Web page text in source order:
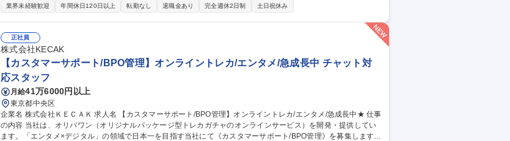
す。 【業務詳細】品質・効率（ex. テスト自動化）の向上や、今後のCloud/AI/IoT/DevOps時代のテスト・品質保
【自社開発ソフトウェアの品質保証】富士フイルムグループ/在宅・リモート可
業界未経験歓迎 年間休日120日以上 転勤なし 退職金あり 完全週休2日制 土日祝休み
正社員
株式会社KECAK
【カスタマーサポート/BPO管理】オンライントレカ/エンタメ/急成長中 チャット対
応スタッフ
月給41万6000円以上
東京都中央区
企業名 株式会社ＫＥＣＡＫ 求人名 【カスタマーサポート/BPO管理】オンライントレカ/エンタメ/急成長中★ 仕事
の内容 当社は、オリパワン（オリジナルパッケージ型トレカガチャのオンラインサービス）を開発・提供してい
ます。「エンタメ×デジタル」の領域で日本一を目指す当社にて《カスタマーサポート/BPO管理》を募集します！